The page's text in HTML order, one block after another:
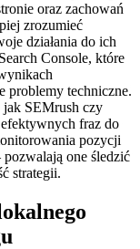
oraz zachowań
zrozumieć
działania do ich
Console, które
problemy techniczne.
jak SEMrush czy
fraz do
pozycji
one śledzić
strategii.